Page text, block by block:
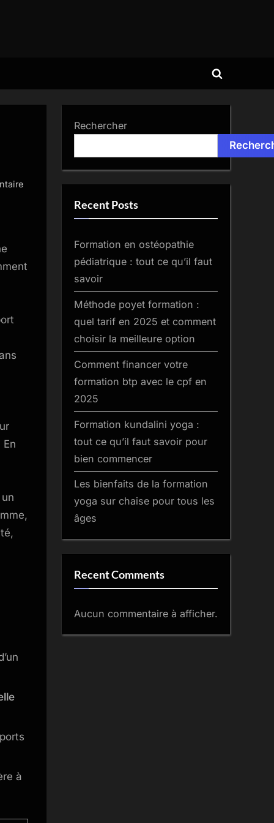
Toggle
sur
efficacement
à
Rechercher
Recent Posts
Formation en ostéopathie
pédiatrique : tout ce qu’il faut
savoir
Méthode poyet formation :
quel tarif en 2025 et comment
choisir la meilleure option
Comment financer votre
formation btp avec le cpf en
2025
Formation kundalini yoga :
tout ce qu’il faut savoir pour
bien commencer
Les bienfaits de la formation
yoga sur chaise pour tous les
âges
Recent Comments
Aucun commentaire à afficher.